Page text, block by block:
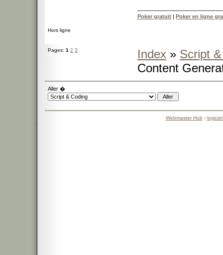
Poker gratuit | Poker en ligne
Hors ligne
Pages: 1 2 3 Index » Script
Content
Aller �
Webmaster Hub -